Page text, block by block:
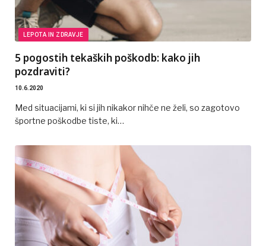
LEPOTA IN ZDRAVJE
5 pogostih tekaških poškodb: kako jih
pozdraviti?
10.6.2020
Med situacijami, ki si jih nikakor nihče ne želi, so zagotovo
športne poškodbe tiste, ki…